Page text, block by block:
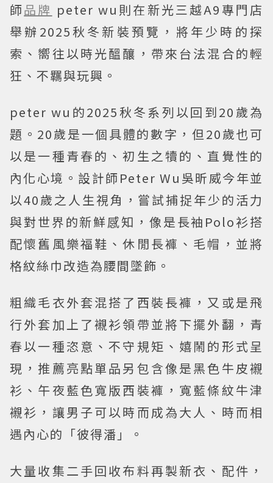
師品牌 peter wu則在新光三越A9專門店
舉辦2025秋冬新裝預覽，將年少時的探
索、嚮往以時光醞釀，帶來台法混合的輕
狂、不羈與玩興。
peter wu的2025秋冬系列以回到20歲為
題。20歲是一個具體的數字，但20歲也可
以是一種青春的、初生之犢的、直覺性的
內化心境。設計師Peter Wu吳昕威今年並
以40歲之人生視角，嘗試捕捉年少的活力
與對世界的新鮮感知，像是長袖Polo衫搭
配懷舊風樂福鞋、休閒長褲、毛帽，並將
格紋絲巾改造為腰間墜飾。
粗織毛衣外套混搭了西裝長褲，又或是飛
行外套加上了襯衫領帶並將下擺外翻，青
春以一種恣意、不守規矩、嬉鬧的形式呈
現，推薦亮點單品另包含像是黑色牛皮襯
衫、午夜藍色寬版西裝褲，寬藍條紋牛津
襯衫，讓男子可以時而成為大人、時而相
遇內心的「彼得潘」。
大量收集二手回收布料再製新衣、配件，